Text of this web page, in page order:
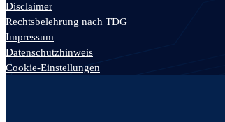
Disclaimer
Rechtsbelehrung nach TDG
Impressum
Datenschutzhinweis
Cookie-Einstellungen